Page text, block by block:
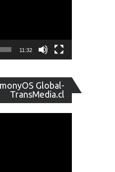
11:32
Global-
TransMedia.cl
de
vídeo